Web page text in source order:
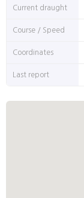
Current draught
Course / Speed
Coordinates
Last report